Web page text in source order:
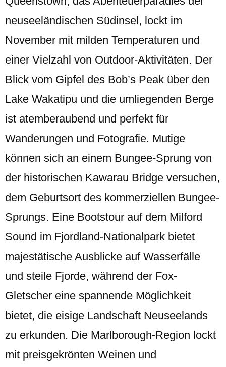
neuseeländischen Südinsel, lockt im
November mit milden Temperaturen und
einer Vielzahl von Outdoor-Aktivitäten. Der
Blick vom Gipfel des Bob’s Peak über den
Lake Wakatipu und die umliegenden Berge
ist atemberaubend und perfekt für
Wanderungen und Fotografie. Mutige
können sich an einem Bungee-Sprung von
der historischen Kawarau Bridge versuchen,
dem Geburtsort des kommerziellen Bungee-
Sprungs. Eine Bootstour auf dem Milford
Sound im Fjordland-Nationalpark bietet
majestätische Ausblicke auf Wasserfälle
und steile Fjorde, während der Fox-
Gletscher eine spannende Möglichkeit
bietet, die eisige Landschaft Neuseelands
zu erkunden. Die Marlborough-Region lockt
mit preisgekrönten Weinen und